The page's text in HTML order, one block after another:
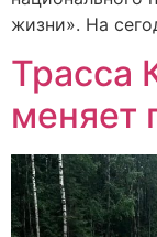
жизни». На
Трасса
меняет